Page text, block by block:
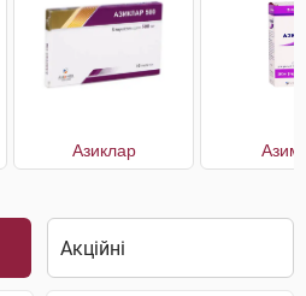
Азиклар